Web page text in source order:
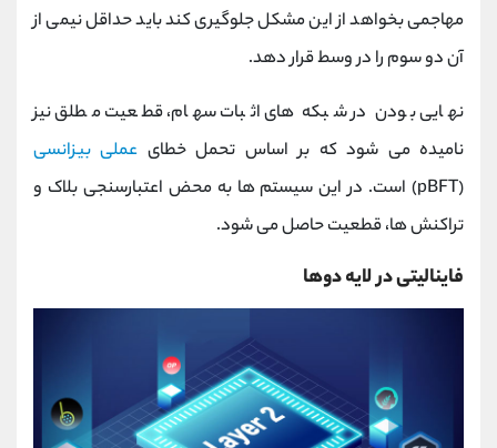
مهاجمی بخواهد از این مشکل جلوگیری کند باید حداقل نیمی از
آن دو سوم را در وسط قرار دهد.
نهایی بودن در شبکه های اثبات سهام، قطعیت مطلق نیز
نامیده می شود که بر اساس تحمل خطای عملی بیزانسی
(pBFT) است. در این سیستم ها به محض اعتبارسنجی بلاک و
تراکنش ها، قطعیت حاصل می شود.
فاینالیتی در لایه دوها